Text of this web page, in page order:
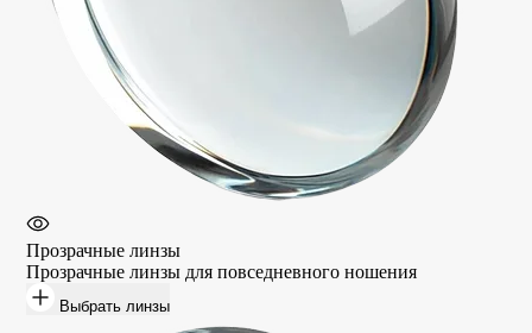
Прозрачные линзы
Прозрачные линзы для повседневного ношения
Выбрать линзы